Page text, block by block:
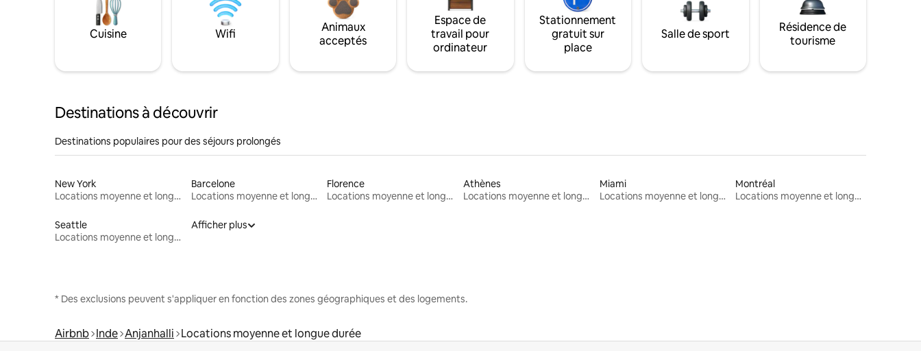
Cuisine Wifi
Animaux
acceptés
Espace de
travail pour
ordinateur
Stationnement
gratuit sur
place
Salle de sport
Résidence de
tourisme
Destinations à découvrir
Destinations populaires pour des séjours prolongés
New York
Locations moyenne et longue durée
Barcelone
Locations moyenne et longue durée
Florence
Locations moyenne et longue durée
Athènes
Locations moyenne et longue durée
Miami
Locations moyenne et longue durée
Montréal
Locations moyenne et longue durée
Seattle
Locations moyenne et longue durée
Afficher plus
* Des exclusions peuvent s'appliquer en fonction des zones géographiques et des logements.
Airbnb Inde Anjanhalli Locations moyenne et longue durée